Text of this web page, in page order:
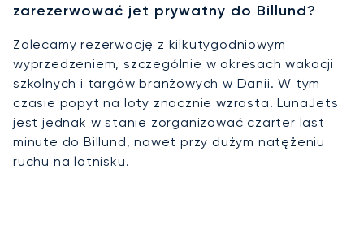
zarezerwować jet prywatny do Billund?
Zalecamy rezerwację z kilkutygodniowym
wyprzedzeniem, szczególnie w okresach wakacji
szkolnych i targów branżowych w Danii. W tym
czasie popyt na loty znacznie wzrasta. LunaJets
jest jednak w stanie zorganizować czarter last
minute do Billund, nawet przy dużym natężeniu
ruchu na lotnisku.